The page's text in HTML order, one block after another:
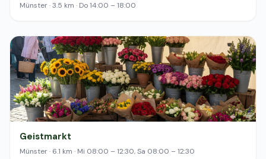
Münster · 3.5 km · Do 14:00 – 18:00
Geistmarkt
Münster · 6.1 km · Mi 08:00 – 12:30, Sa 08:00 – 12:30